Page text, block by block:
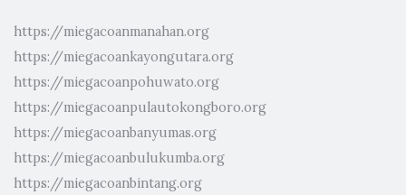
https://miegacoanmanahan.org
https://miegacoankayongutara.org
https://miegacoanpohuwato.org
https://miegacoanpulautokongboro.org
https://miegacoanbanyumas.org
https://miegacoanbulukumba.org
https://miegacoanbintang.org